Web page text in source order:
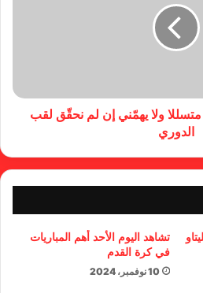
متسللا ولا يهمّني إن لم نحقّق لقب
الدوري
تشاهد اليوم الأحد أهم المباريات
في كرة القدم
10 نوفمبر، 2024